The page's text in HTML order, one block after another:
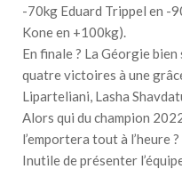
-70kg Eduard Trippel en -
Kone en +100kg).
En finale ? La Géorgie
quatre victoires à une
Liparteliani, Lasha
Alors qui du champion
l’emportera tout à l’heure ?
Inutile de présenter